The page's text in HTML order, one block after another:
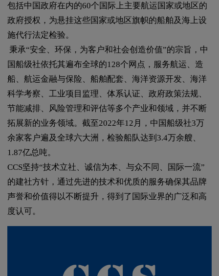
包括中国政府在内的60个国际上主要航运国家或地区的
政府授权，为悬挂这些国家或地区旗帜的船舶及海上设
施代行法定检验。
秉承“安全、环保，为客户和社会创造价值”的宗旨，中
国船级社依托其遍布全球的128个网点，服务航运、造
船、航运金融与保险、船舶配套、海洋资源开发、海洋
科学考察、工业项目监理、体系认证、政府政策法规、
节能减排、风险管理和评估等多个产业和领域，并不断
拓展新的业务领域。截至2022年12月，中国船级社3万
余家客户遍及全球六大洲，检验船队达到3.4万余艘、
1.87亿总吨。
CCS坚持“技术立社、诚信为本、与众不同、国际一流”
的建社方针，通过先进的技术和优质的服务确保其品牌
声誉和价值得以不断提升，得到了国际业界的广泛和高
度认可。